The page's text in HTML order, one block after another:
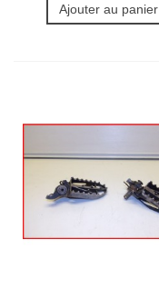
Ajouter au panier